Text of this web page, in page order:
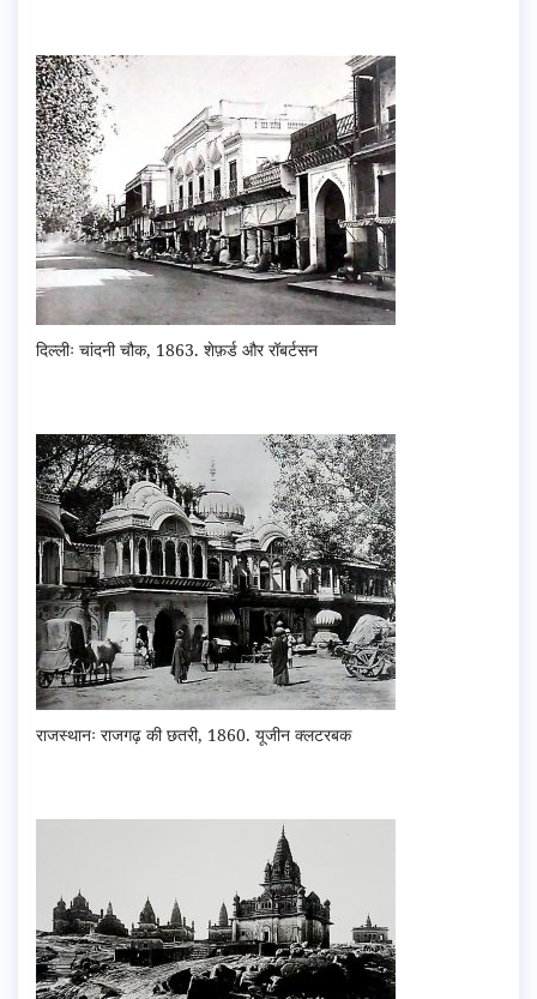
दिल्लीः चांदनी चौक, 1863. शेफ़र्ड और रॉबर्टसन
राजस्थानः राजगढ़ की छतरी, 1860. यूजीन क्लटरबक